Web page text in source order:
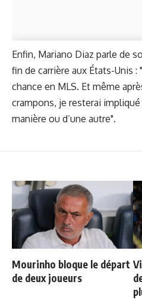
Enfin, Mariano Diaz parle de
fin de carrière aux États-Unis :
chance en MLS. Et même
crampons, je resterai
manière ou d’une autre".
Mourinho bloque le départ
de deux joueurs